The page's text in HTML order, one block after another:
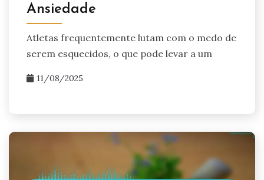
Ansiedade
Atletas frequentemente lutam com o medo de
serem esquecidos, o que pode levar a um
11/08/2025